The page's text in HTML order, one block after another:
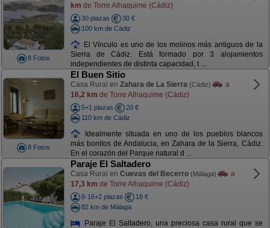
8 Fotos
km de Torre Alhaquime (Cádiz)
30 plazas
30 €
100 km de Cádiz
El Vínculo es uno de los molinos más antiguos de la
Sierra de Cádiz. Está formado por 3 alojamientos
independientes de distinta capacidad, t ...
8 Fotos
El Buen Sitio
Casa Rural en Zahara de La Sierra (Cádiz)
a
16,2 km de Torre Alhaquime (Cádiz)
5+1 plazas
20 €
110 km de Cádiz
Idealmente situada en uno de los pueblos blancos
más bonitos de Andalucia, en Zahara de la Sierra, Cádiz.
En el corazón del Parque natural d ...
Paraje El Saltadero
Casa Rural en Cuevas del Becerro (Málaga)
a
17,3 km de Torre Alhaquime (Cádiz)
8-16+2 plazas
18 €
82 km de Málaga
Paraje El Saltadero, una preciosa casa rural que se